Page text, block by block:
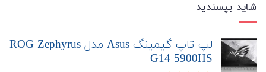
شاید بپسندید
لپ تاپ گیمینگ Asus مدل ROG Zephyrus
G14 5900HS